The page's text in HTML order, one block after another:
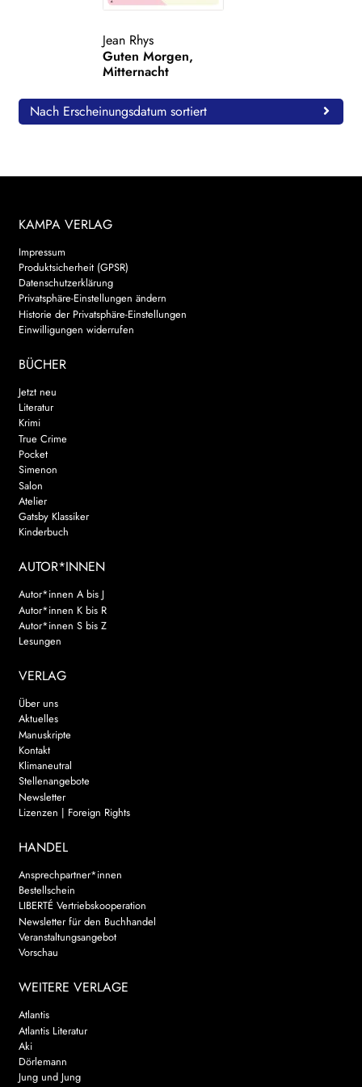
Jean Rhys
Guten Morgen,
Mitternacht
Nach Erscheinungsdatum sortiert
KAMPA VERLAG
Impressum
Produktsicherheit (GPSR)
Datenschutzerklärung
Privatsphäre-Einstellungen ändern
Historie der Privatsphäre-Einstellungen
Einwilligungen widerrufen
BÜCHER
Jetzt neu
Literatur
Krimi
True Crime
Pocket
Simenon
Salon
Atelier
Gatsby Klassiker
Kinderbuch
AUTOR*INNEN
Autor*innen A bis J
Autor*innen K bis R
Autor*innen S bis Z
Lesungen
VERLAG
Über uns
Aktuelles
Manuskripte
Kontakt
Klimaneutral
Stellenangebote
Newsletter
Lizenzen | Foreign Rights
HANDEL
Ansprechpartner*innen
Bestellschein
LIBERTÉ Vertriebskooperation
Newsletter für den Buchhandel
Veranstaltungsangebot
Vorschau
WEITERE VERLAGE
Atlantis
Atlantis Literatur
Aki
Dörlemann
Jung und Jung